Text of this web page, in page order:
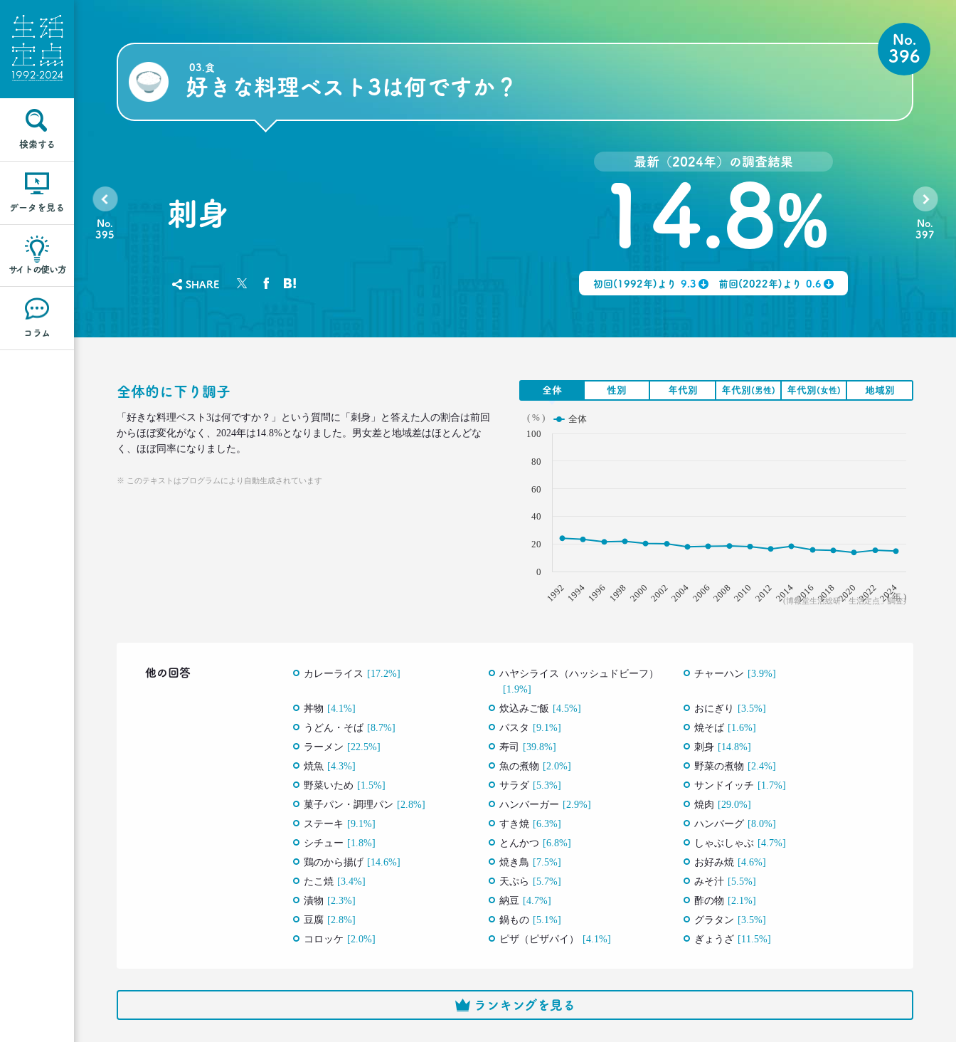
検索する
データを見る
サイトの使い方
コラム
03.食
好きな料理ベスト3は何ですか？
No.
396
刺身
最新（2024年）の調査結果
14.8%
初回(1992年)より
9.3
↓
前回(2022年)より
0.6
↓
SHARE
No.
395
No.
397
全体 性別 年代別 年代別 (男性) 年代別 (女性) 地域別
( 年 )
( % )
(博報堂生活総研「生活定点」調査)
全体
1992 1994 1996 1998 2000 20022004 200620082010 2012 20142016 2018202020222024
0
20
40
60
80
100
全体的に下り調子
「好きな料理ベスト3は何ですか？」という質問に「刺身」と答えた人の割合は前回
からほぼ変化がなく、2024年は14.8%となりました。男女差と地域差はほとんどな
く、ほぼ同率になりました。
※ このテキストはプログラムにより自動生成されています
他の回答 カレーライス [17.2%]
ハヤシライス（ハッシュドビーフ）
[1.9%]
チャーハン [3.9%]
丼物 [4.1%] 炊込みご飯 [4.5%] おにぎり
[3.5%]
うどん・そば [8.7%] パスタ [9.1%] 焼そば [1.6%]
ラーメン [22.5%] 寿司 [39.8%] 刺身 [14.8%]
焼魚 [4.3%] 魚の煮物 [2.0%] 野菜の煮物 [2.4%]
野菜いため [1.5%] サラダ [5.3%] サンドイッチ [1.7%]
菓子パン・調理パン [2.8%] ハンバーガー [2.9%] 焼肉 [29.0%]
ステーキ [9.1%] すき焼 [6.3%] ハンバーグ [8.0%]
シチュー [1.8%] とんかつ [6.8%] しゃぶしゃぶ [4.7%]
鶏のから揚げ [14.6%] 焼き鳥 [7.5%] お好み焼 [4.6%]
たこ焼 [3.4%] 天ぷら [5.7%] みそ汁 [5.5%]
漬物 [2.3%] 納豆 [4.7%] 酢の物 [2.1%]
豆腐 [2.8%] 鍋もの [5.1%] グラタン [3.5%]
コロッケ [2.0%] ピザ（ピザパイ） [4.1%] ぎょうざ [11.5%]
ランキングを見る